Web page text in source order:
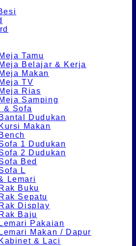
Meja Tamu
Meja Belajar & Kerja
Meja Makan
Meja TV
Meja Rias
Meja Samping
& Sofa
Bantal Dudukan
Kursi Makan
Bench
1 Dudukan
2 Dudukan
Bed
L
Lemari
Rak Buku
Rak Sepatu
Rak Display
Rak Baju
Lemari Pakaian
Lemari Makan / Dapur
Kabinet & Laci